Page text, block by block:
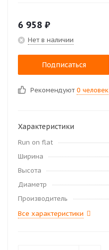
6 958 ₽
Нет в наличии
Подписаться
Рекомендуют 0 человек
Характеристики
Run on flat
Ширина
Высота
Диаметр
Производитель
Все характеристики